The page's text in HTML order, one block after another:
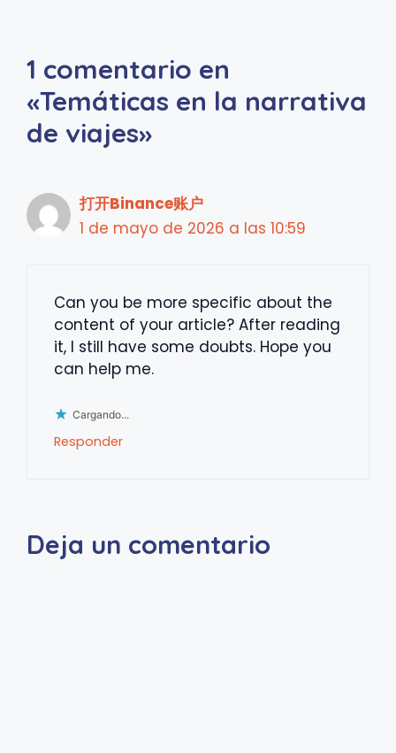
1 comentario en
«Temáticas en la narrativa
de viajes»
打开Binance账户
1 de mayo de 2026 a las 10:59
Can you be more specific about the
content of your article? After reading
it, I still have some doubts. Hope you
can help me.
Cargando...
Responder
Deja un comentario